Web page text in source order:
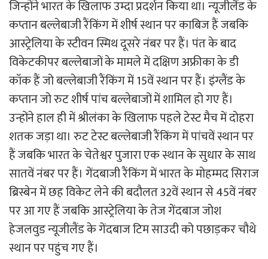
जिन्होंने भारत के खिलाफ उम्दा प्रदर्शन किया था। न्यूजीलैंड के
कप्तान बल्लेबाजी रैंकिंग में शीर्ष स्थान पर काबिज हैं जबकि
आस्ट्रेलिया के स्टीवन स्मिथ दूसरे नंबर पर हैं। पंत के बाद
विकेटकीपर बल्लेबाजों के मामले में दक्षिण अफ्रीका के डी
कॉक हैं जो बल्लेबाजी रैंकिंग में 15वें स्थान पर हैं। इंग्लैंड के
कप्तान जो रुट शीर्ष पांच बल्लेबाजों में शामिल हो गए हैं।
उन्होंने हाल ही में श्रीलंका के खिलाफ पहले टेस्ट मैच में दोहरा
शतक जड़ा था। रुट टेस्ट बल्लेबाजी रैंकिंग में पांचवें स्थान पर
हैं जबकि भारत के चेतेश्वर पुजारा एक स्थान के सुधार के साथ
सातवें नंबर पर हैं। गेंदबाजी रैंकिंग में भारत के मोहम्मद सिराज
ब्रिस्बेन में छह विकेट लेने की बदौलत 32वें स्थान से 45वें नंबर
पर आ गए हैं जबकि आस्ट्रेलिया के तेज गेंदबाज जोश
हेजलवुड न्यूजीलैंड के गेंदबाज टिम साउदी को पछाड़कर चौथे
स्थान पर पहुंच गए हैं।